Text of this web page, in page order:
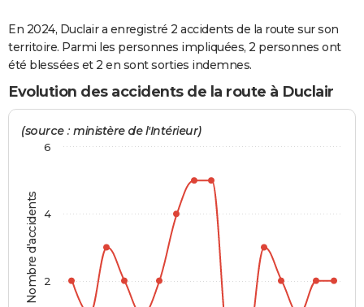
GUIDES D'ACHAT
BONS PLANS
Carte de Noël
Carte Bonne année
Carte Saint-Valentin
Carte Pâques
Carte d'anniversaire
DICTIONNAIRE
COPAINS D'AVANT
S'inscrire
Se connecter
Lycées
Collèges
Primaires
Universités
Entreprises
Service militaire
Avis de recherche
AVIS DE DÉCÈS
FORUM
En 2024, Duclair a enregistré 2 accidents de la route sur son
territoire. Parmi les personnes impliquées, 2 personnes ont
été blessées et 2 en sont sorties indemnes.
Evolution des accidents de la route à Duclair
Nombre d'accidents
(source : ministère de l'Intérieur)
2
4
6